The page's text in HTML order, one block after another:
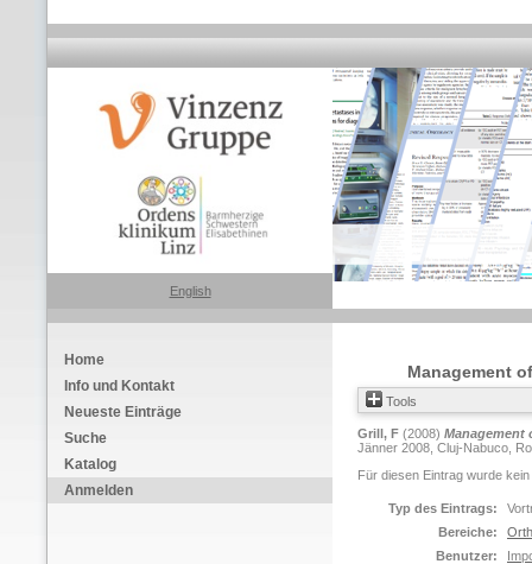
English
Home
Info und Kontakt
Neueste Einträge
Suche
Katalog
Anmelden
Management
Tools
Grill, F (2008) Management
Jänner 2008, Cluj-Nabuco,
Für diesen Eintrag wurde
Typ des Eintrags:
Bereiche:
Benutzer: